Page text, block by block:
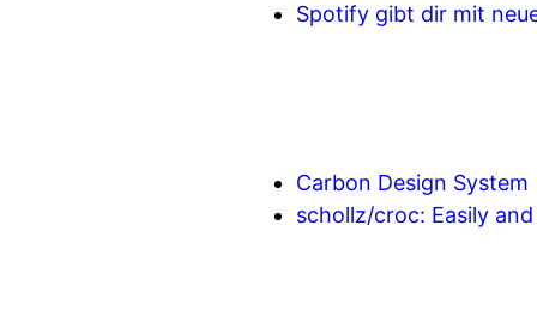
Spotify gibt dir mit
Carbon Design System
schollz/croc: Easily